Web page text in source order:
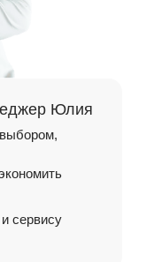
Юлия
сервису